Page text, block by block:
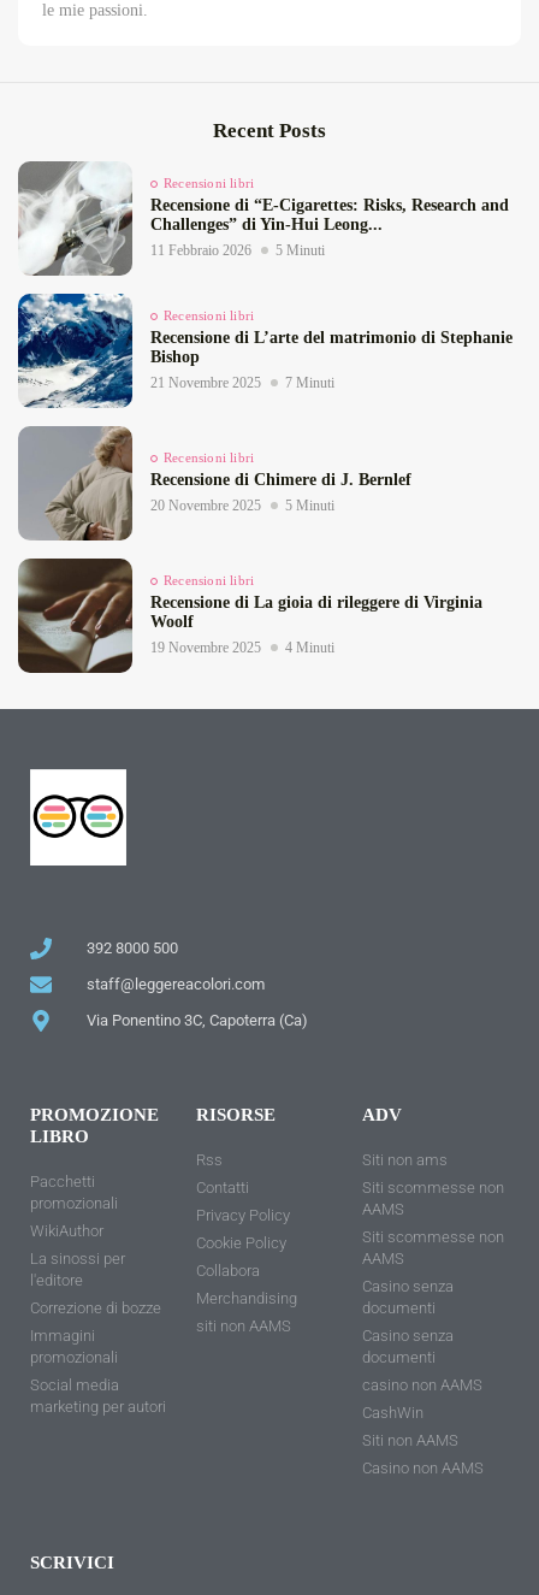
le mie passioni.
Recent Posts
Recensioni libri
Recensione di “E‑Cigarettes: Risks, Research and
Challenges” di Yin‑Hui Leong...
11 Febbraio 2026 5 Minuti
Recensioni libri
Recensione di L’arte del matrimonio di Stephanie
Bishop
21 Novembre 2025 7 Minuti
Recensioni libri
Recensione di Chimere di J. Bernlef
20 Novembre 2025 5 Minuti
Recensioni libri
Recensione di La gioia di rileggere di Virginia
Woolf
19 Novembre 2025 4 Minuti
392 8000 500
staff@leggereacolori.com
Via Ponentino 3C, Capoterra (Ca)
PROMOZIONE
LIBRO
Pacchetti
promozionali
WikiAuthor
La sinossi per
l'editore
Correzione di bozze
Immagini
promozionali
Social media
marketing per autori
RISORSE
Rss
Contatti
Privacy Policy
Cookie Policy
Collabora
Merchandising
siti non AAMS
ADV
Siti non ams
Siti scommesse non
AAMS
Siti scommesse non
AAMS
Casino senza
documenti
Casino senza
documenti
casino non AAMS
CashWin
Siti non AAMS
Casino non AAMS
SCRIVICI